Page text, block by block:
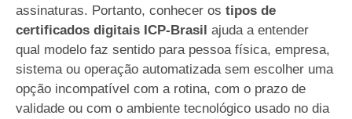
assinaturas. Portanto, conhecer os tipos de
certificados digitais ICP-Brasil ajuda a entender
qual modelo faz sentido para pessoa física, empresa,
sistema ou operação automatizada sem escolher uma
opção incompatível com a rotina, com o prazo de
validade ou com o ambiente tecnológico usado no dia